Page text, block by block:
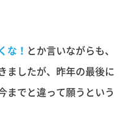
な！ とか言いながらも、
ましたが、昨年の最後に
までと違って願うという